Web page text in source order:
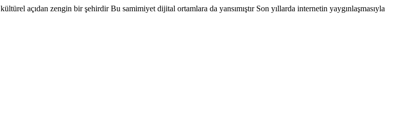
açıdan zengin bir şehirdir Bu samimiyet dijital ortamlara da yansımıştır Son yıllarda internetin yaygınlaşmasıyla